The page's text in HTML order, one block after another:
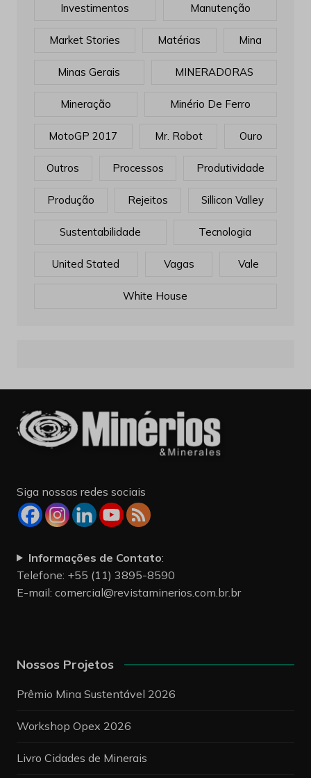
Investimentos Manutenção
Market Stories Matérias Mina
Minas Gerais MINERADORAS
Mineração Minério De Ferro
MotoGP 2017 Mr. Robot Ouro
Outros Processos Produtividade
Produção Rejeitos Sillicon Valley
Sustentabilidade Tecnologia
United Stated Vagas Vale
White House
Siga nossas redes sociais
Informações de Contato:
Telefone: +55 (11) 3895-8590
E-mail: comercial@revistaminerios.com.br.br
Nossos Projetos
Prêmio Mina Sustentável 2026
Workshop Opex 2026
Livro Cidades de Minerais